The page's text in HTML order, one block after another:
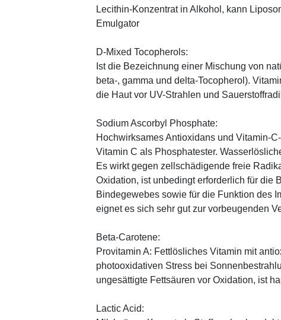
Lecithin-Konzentrat in Alkohol, kann
Emulgator
D-Mixed Tocopherols:
Ist die Bezeichnung einer Mischung von
beta-, gamma und delta-Tocopherol).
die Haut vor UV-Strahlen und
Sodium Ascorbyl Phosphate:
Hochwirksames Antioxidans und Vitamin-
Vitamin C als Phosphatester.
Es wirkt gegen zellschädigende freie
Oxidation, ist unbedingt erforderlich für die
Bindegewebes sowie für die Funktion des
eignet es sich sehr gut zur vorbeugenden
Beta-Carotene:
Provitamin A: Fettlösliches Vitamin mit
photooxidativen Stress bei
ungesättigte Fettsäuren vor Oxidation, ist
Lactic Acid: